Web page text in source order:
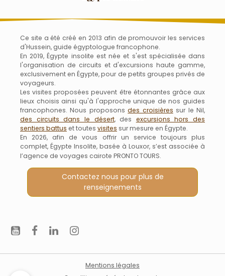
Ce site a été créé en 2013 afin de promouvoir les services
d'Hussein, guide égyptologue francophone.
En 2019, Égypte insolite est née et s'est spécialisée dans
l'organisation de circuits et d'excursions haute gamme,
exclusivement en Égypte, pour de petits groupes privés de
voyageurs.
Les visites proposées peuvent être étonnantes grâce aux
lieux choisis ainsi qu'à l'approche unique de nos guides
francophones. Nous proposonsdes croisières sur le Nil,
des circuits dans le désert, des excursions hors des
sentiers battus et toutes visites sur mesure en Égypte.
En 2026, afin de vous offrir un service toujours plus
complet, Égypte Insolite, basée à Louxor, s’est associée à
l’agence de voyages cairote PRONTO TOURS.
Contactez nous pour plus de
renseignements
Mentions légales